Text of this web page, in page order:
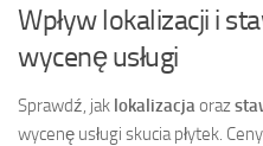
Wpływ lokalizacji i
wycenę usługi
Sprawdź, jak lokalizacja oraz
wycenę usługi skucia płytek.